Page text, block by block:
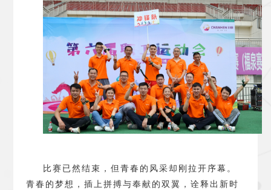
比赛已然结束，但青春的风采却刚拉开序幕。
青春的梦想，插上拼搏与奉献的双翼，诠释出新时